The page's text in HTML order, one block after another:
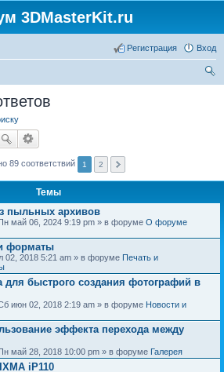
3DMasterKit.ru
Вход
Регистрация
89 соответствий 1 2
Темы
пыльных архивов
май 06, 2024 9:19 pm » в форуме О форуме
форматы
02, 2018 5:21 am » в форуме Печать и
для быстрого создания фотографий в
июн 02, 2018 2:19 am » в форуме Новости и
эффекта перехода между
май 28, 2018 10:00 pm » в форуме Галерея
iP110